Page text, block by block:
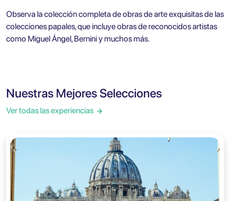
Observa la colección completa de obras de arte exquisitas de las
colecciones papales, que incluye obras de reconocidos artistas
como Miguel Ángel, Bernini y muchos más.
Nuestras Mejores Selecciones
Ver todas las experiencias